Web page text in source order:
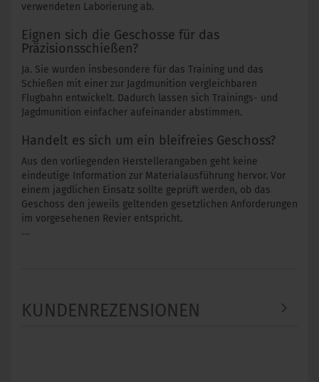
verwendeten Laborierung ab.
Eignen sich die Geschosse für das
Präzisionsschießen?
Ja. Sie wurden insbesondere für das Training und das
Schießen mit einer zur Jagdmunition vergleichbaren
Flugbahn entwickelt. Dadurch lassen sich Trainings- und
Jagdmunition einfacher aufeinander abstimmen.
Handelt es sich um ein bleifreies Geschoss?
Aus den vorliegenden Herstellerangaben geht keine
eindeutige Information zur Materialausführung hervor. Vor
einem jagdlichen Einsatz sollte geprüft werden, ob das
Geschoss den jeweils geltenden gesetzlichen Anforderungen
im vorgesehenen Revier entspricht.
KUNDENREZENSIONEN